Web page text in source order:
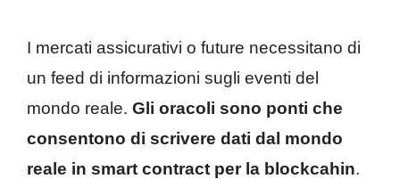
I mercati assicurativi o future necessitano di
un feed di informazioni sugli eventi del
mondo reale. Gli oracoli sono ponti che
consentono di scrivere dati dal mondo
reale in smart contract per la blockcahin.